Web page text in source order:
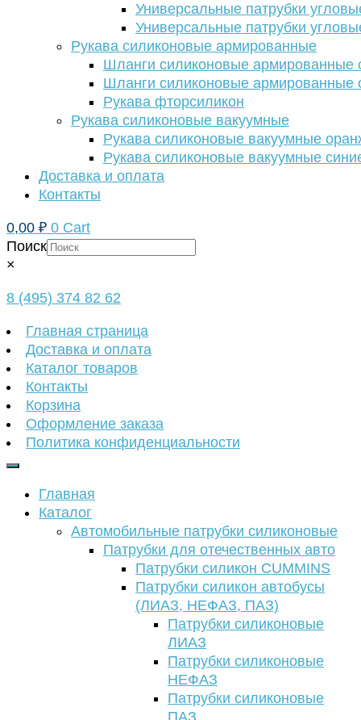
Универсальные патрубки
Универсальные патрубки
Рукава силиконовые армированные
Шланги силиконовые армированные
Шланги силиконовые армированные
Рукава фторсиликон
Рукава силиконовые вакуумные
Рукава силиконовые вакуумные
Рукава силиконовые вакуумные
Доставка и оплата
Контакты
0,00 ₽ 0 Cart
Поиск
×
8 (495) 374 82 62
Главная страница
Доставка и оплата
Каталог товаров
Контакты
Корзина
Оформление заказа
Политика конфиденциальности
Главная
Каталог
Автомобильные патрубки силиконовые
Патрубки для отечественных авто
Патрубки силикон CUMMINS
Патрубки силикон автобусы
(ЛИАЗ, НЕФАЗ, ПАЗ)
Патрубки силиконовые
ЛИАЗ
Патрубки силиконовые
НЕФАЗ
Патрубки силиконовые
ПАЗ